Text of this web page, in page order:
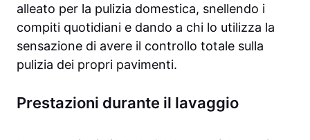
alleato per la pulizia domestica, snellendo i
compiti quotidiani e dando a chi lo utilizza la
sensazione di avere il controllo totale sulla
pulizia dei propri pavimenti.
Prestazioni durante il lavaggio